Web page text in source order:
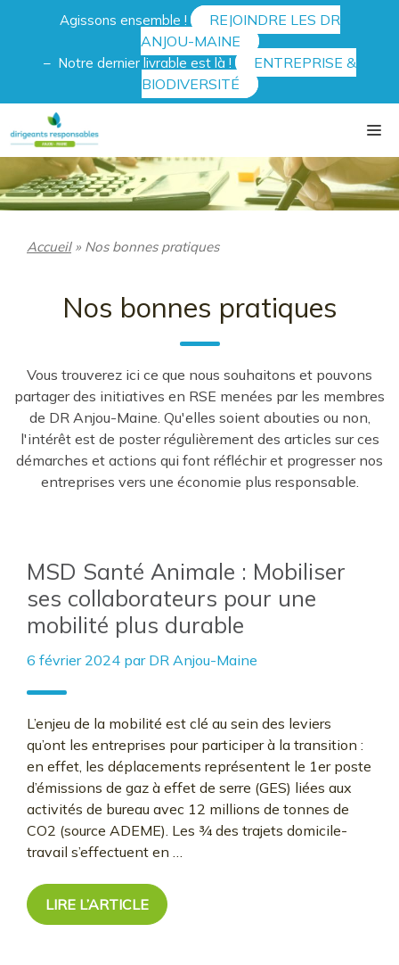
Agissons ensemble !
REJOINDRE LES DR
ANJOU-MAINE
– Notre dernier livrable est là !
ENTREPRISE &
BIODIVERSITÉ
Accueil» Nos bonnes pratiques
Nos bonnes pratiques
Vous trouverez ici ce que nous souhaitons et pouvons
partager des initiatives en RSE menées par les membres
de DR Anjou-Maine. Qu'elles soient abouties ou non,
l'intérêt est de poster régulièrement des articles sur ces
démarches et actions qui font réfléchir et progresser nos
entreprises vers une économie plus responsable.
MSD Santé Animale : Mobiliser
ses collaborateurs pour une
mobilité plus durable
6 février 2024 par DR Anjou-Maine
L’enjeu de la mobilité est clé au sein des leviers
qu’ont les entreprises pour participer à la transition :
en effet, les déplacements représentent le 1er poste
d’émissions de gaz à effet de serre (GES) liées aux
activités de bureau avec 12 millions de tonnes de
CO2 (source ADEME). Les ¾ des trajets domicile-
travail s’effectuent en …
LIRE L’ARTICLE